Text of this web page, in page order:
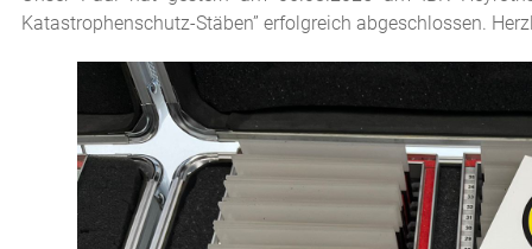
Katastrophenschutz-Stäben” erfolgreich abgeschlossen.